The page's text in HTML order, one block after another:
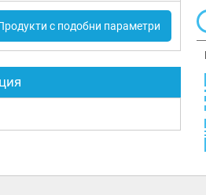
с подобни параметри